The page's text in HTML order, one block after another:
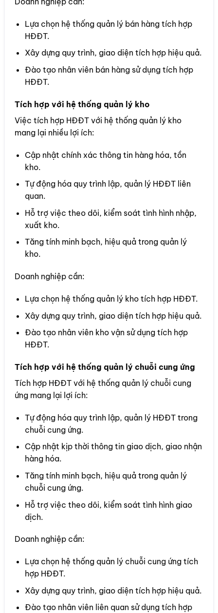
Lựa chọn hệ thống quản lý bán hàng tích hợp
HĐĐT.
Xây dựng quy trình, giao diện tích hợp hiệu quả.
Đào tạo nhân viên bán hàng sử dụng tích hợp
HĐĐT.
Tích hợp với hệ thống quản lý kho
Việc tích hợp HĐĐT với hệ thống quản lý kho
mang lại nhiều lợi ích:
Cập nhật chính xác thông tin hàng hóa, tồn
kho.
Tự động hóa quy trình lập, quản lý HĐĐT liên
quan.
Hỗ trợ việc theo dõi, kiểm soát tình hình nhập,
xuất kho.
Tăng tính minh bạch, hiệu quả trong quản lý
kho.
Doanh nghiệp cần:
Lựa chọn hệ thống quản lý kho tích hợp HĐĐT.
Xây dựng quy trình, giao diện tích hợp hiệu quả.
Đào tạo nhân viên kho vận sử dụng tích hợp
HĐĐT.
Tích hợp với hệ thống quản lý chuỗi cung ứng
Tích hợp HĐĐT với hệ thống quản lý chuỗi cung
ứng mang lại lợi ích:
Tự động hóa quy trình lập, quản lý HĐĐT trong
chuỗi cung ứng.
Cập nhật kịp thời thông tin giao dịch, giao nhận
hàng hóa.
Tăng tính minh bạch, hiệu quả trong quản lý
chuỗi cung ứng.
Hỗ trợ việc theo dõi, kiểm soát tình hình giao
dịch.
Doanh nghiệp cần:
Lựa chọn hệ thống quản lý chuỗi cung ứng tích
hợp HĐĐT.
Xây dựng quy trình, giao diện tích hợp hiệu quả.
Đào tạo nhân viên liên quan sử dụng tích hợp